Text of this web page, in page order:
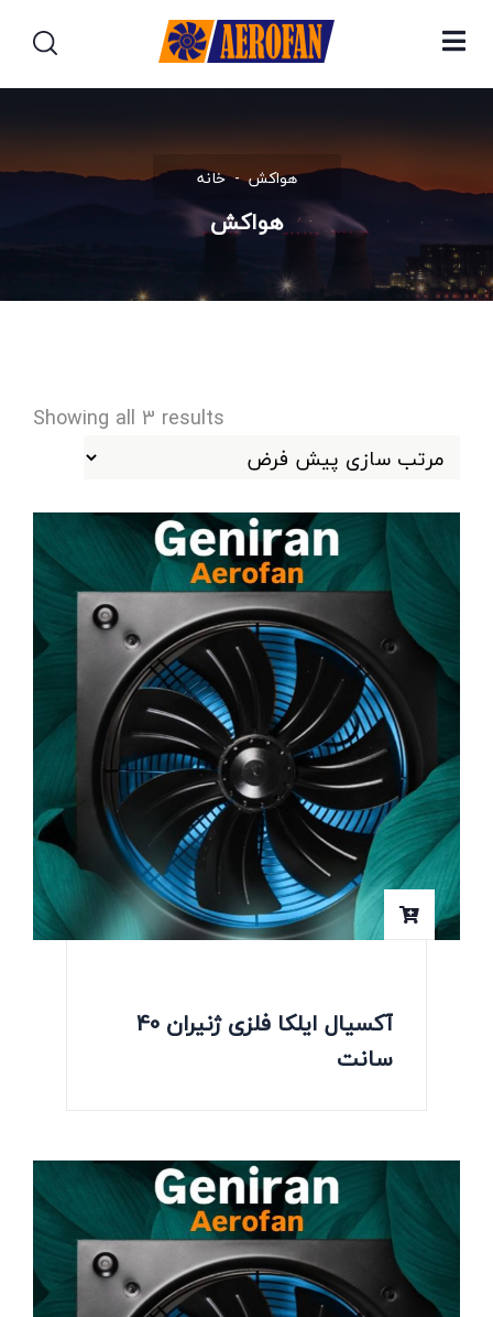
خانه هواکش
هواکش
Showing all 3 results
آکسیال ایلکا فلزی ژنیران 40
سانت